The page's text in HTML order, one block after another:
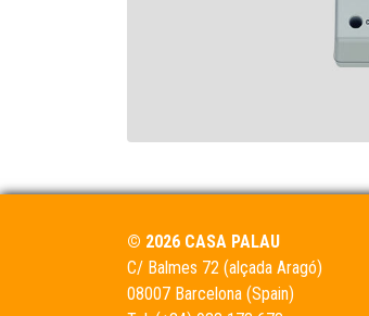
© 2026 CASA PALAU
C/ Balmes 72 (alçada Aragó)
08007 Barcelona (Spain)